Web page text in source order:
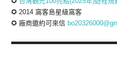
✪ 2014 窩客島星級窩客
✪ 廠商邀約可來信